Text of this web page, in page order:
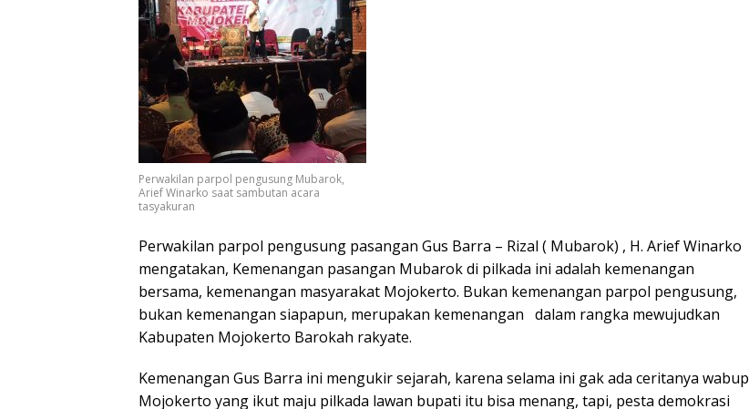
Perwakilan parpol pengusung Mubarok,
Arief Winarko saat sambutan acara
tasyakuran
Perwakilan parpol pengusung pasangan Gus Barra – Rizal ( Mubarok) , H. Arief Winarko
mengatakan, Kemenangan pasangan Mubarok di pilkada ini adalah kemenangan
bersama, kemenangan masyarakat Mojokerto. Bukan kemenangan parpol pengusung,
bukan kemenangan siapapun, merupakan kemenangan dalam rangka mewujudkan
Kabupaten Mojokerto Barokah rakyate.
Kemenangan Gus Barra ini mengukir sejarah, karena selama ini gak ada ceritanya wabup
Mojokerto yang ikut maju pilkada lawan bupati itu bisa menang, tapi, pesta demokrasi